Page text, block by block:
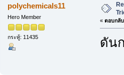
polychemicals11
Hero Member
กระทู้: 11435
« ตอบกลั
ดัน